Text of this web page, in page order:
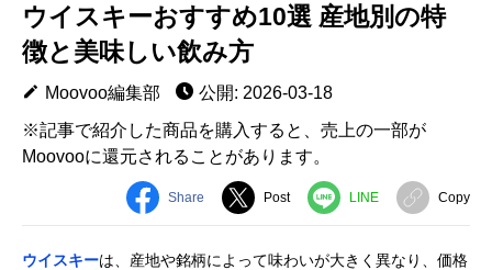
ウイスキーおすすめ10選 産地別の特
徴と美味しい飲み方
Moovoo編集部
公開: 2026-03-18
※記事で紹介した商品を購入すると、売上の一部が
Moovooに還元されることがあります。
Share Post LINE Copy
ウイスキーは、産地や銘柄によって味わいが大きく異なり、価格